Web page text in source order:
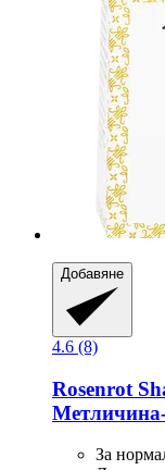
Добавяне
4.6 (8)
Rosenrot
За